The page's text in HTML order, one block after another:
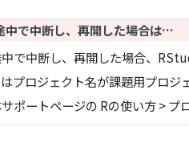
中で中断し、再開した場合は…
で中断し、再開した場合、
プロジェクト名が課題用プロ
ポートページの Rの使い方 > プ